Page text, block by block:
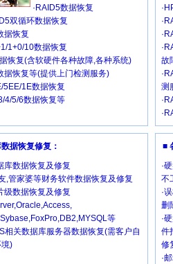
·RAID5数据恢复
双循环数据恢复
据恢复
1+0/10数据恢复
恢复(含软硬件各种故障,各种系统)
据恢复等(提供上门检测服务)
5EE/1E数据恢复
4/5/6数据恢复等
故
测
据恢复修复：
库数据恢复及修复
,管家婆等财务软件数据恢复及修复
级数据恢复及修复
等
相关数据库服务器数据恢复(需客户自
)
■
·
不
·
删
·
件
修
·